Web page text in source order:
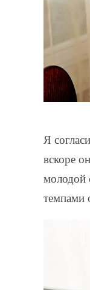
Я
вскоре
молодой
темпами